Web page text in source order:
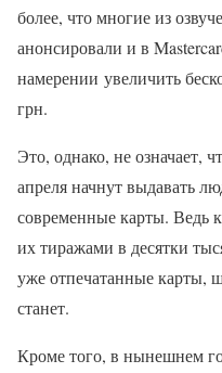
более, что многие из
анонсировали и в
намерении увеличить
грн.
Это, однако, не означает,
апреля начнут выдавать
современные карты. Ведь
их тиражами в десятки
уже отпечатанные карты,
станет.
Кроме того, в нынешнем